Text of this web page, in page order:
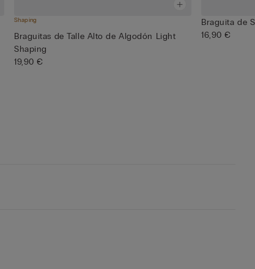
Shaping
Braguitas de Talle Alto de Algodón Light
Shaping
19,90 €
Braguita de
16,90 €